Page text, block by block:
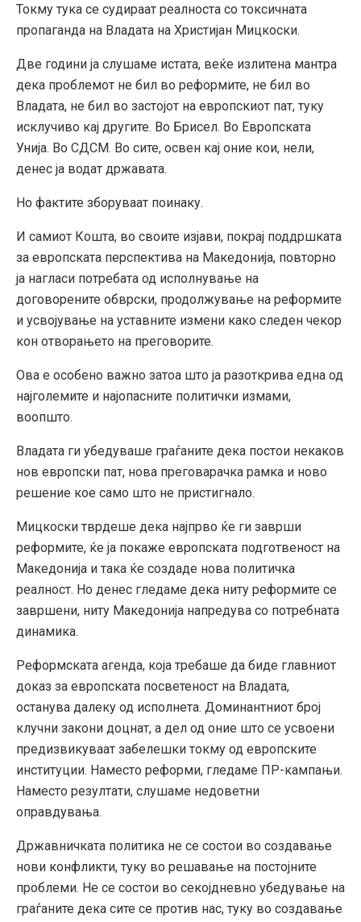
Токму тука се судираат реалноста со токсичната
пропаганда на Владата на Христијан Мицкоски.
Две години ја слушаме истата, веќе излитена мантра
дека проблемот не бил во реформите, не бил во
Владата, не бил во застојот на европскиот пат, туку
исклучиво кај другите. Во Брисел. Во Европската
Унија. Во СДСМ. Во сите, освен кај оние кои, нели,
денес ја водат државата.
Но фактите зборуваат поинаку.
И самиот Кошта, во своите изјави, покрај поддршката
за европската перспектива на Македонија, повторно
ја нагласи потребата од исполнување на
договорените обврски, продолжување на реформите
и усвојување на уставните измени како следен чекор
кон отворањето на преговорите.
Ова е особено важно затоа што ја разоткрива една од
најголемите и најопасните политички измами,
воопшто.
Владата ги убедуваше граѓаните дека постои некаков
нов европски пат, нова преговарачка рамка и ново
решение кое само што не пристигнало.
Мицкоски тврдеше дека најпрво ќе ги заврши
реформите, ќе ја покаже европската подготвеност на
Македонија и така ќе создаде нова политичка
реалност. Но денес гледаме дека ниту реформите се
завршени, ниту Македонија напредува со потребната
динамика.
Реформската агенда, која требаше да биде главниот
доказ за европската посветеност на Владата,
останува далеку од исполнета. Доминантниот број
клучни закони доцнат, а дел од оние што се усвоени
предизвикуваат забелешки токму од европските
институции. Наместо реформи, гледаме ПР-кампањи.
Наместо резултати, слушаме недоветни
оправдувања.
Државничката политика не се состои во создавање
нови конфликти, туку во решавање на постојните
проблеми. Не се состои во секојдневно убедување на
граѓаните дека сите се против нас, туку во создавање